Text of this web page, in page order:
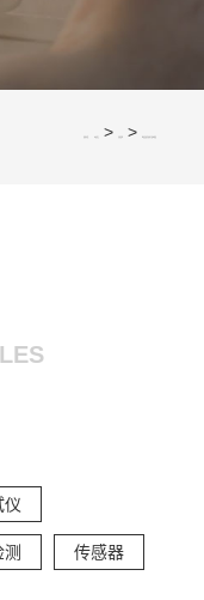
> >
仪
传感器